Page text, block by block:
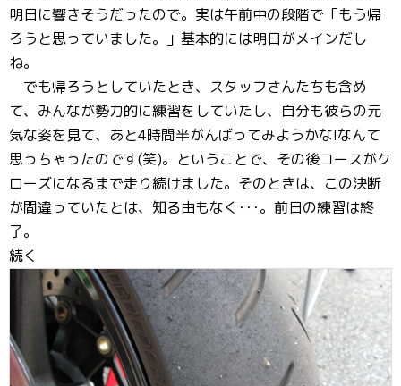
明日に響きそうだったので。実は午前中の段階で「もう帰
ろうと思っていました。」基本的には明日がメインだし
ね。
でも帰ろうとしていたとき、スタッフさんたちも含め
て、みんなが勢力的に練習をしていたし、自分も彼らの元
気な姿を見て、あと4時間半がんばってみようかな!なんて
思っちゃったのです(笑)。ということで、その後コースがク
ローズになるまで走り続けました。そのときは、この決断
が間違っていたとは、知る由もなく･･･。前日の練習は終
了。
続く